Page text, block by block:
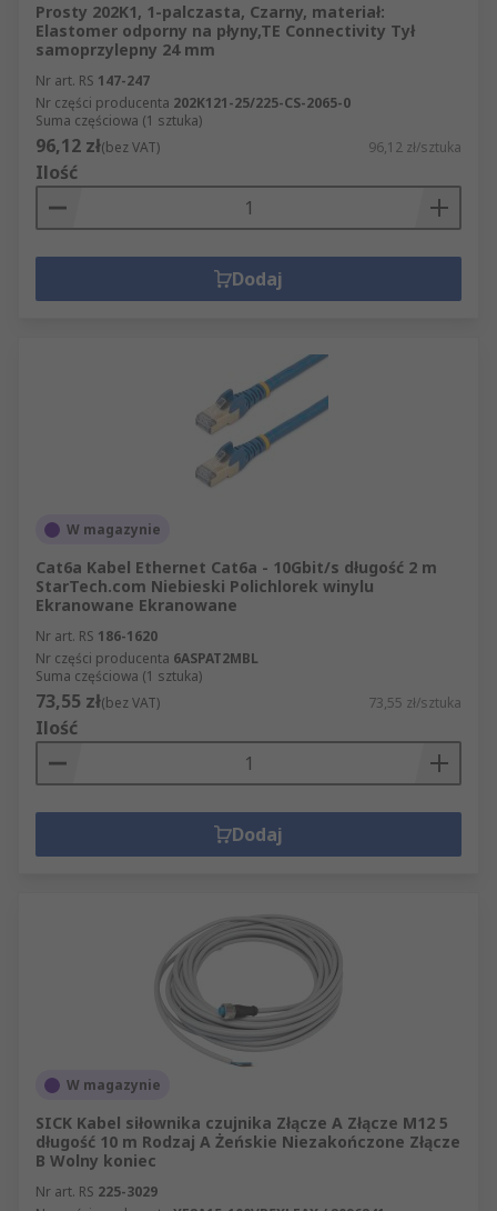
Prosty 202K1, 1-palczasta, Czarny, materiał:
Elastomer odporny na płyny,TE Connectivity Tył
samoprzylepny 24 mm
Nr art. RS 147-247
Nr części producenta 202K121-25/225-CS-2065-0
Suma częściowa (1 sztuka)
96,12 zł(bez VAT) 96,12 zł/sztuka
Ilość
Dodaj
W magazynie
Cat6a Kabel Ethernet Cat6a - 10Gbit/s długość 2 m
StarTech.com Niebieski Polichlorek winylu
Ekranowane Ekranowane
Nr art. RS 186-1620
Nr części producenta 6ASPAT2MBL
Suma częściowa (1 sztuka)
73,55 zł(bez VAT) 73,55 zł/sztuka
Ilość
Dodaj
W magazynie
SICK Kabel siłownika czujnika Złącze A Złącze M12 5
długość 10 m Rodzaj A Żeńskie Niezakończone Złącze
B Wolny koniec
Nr art. RS 225-3029